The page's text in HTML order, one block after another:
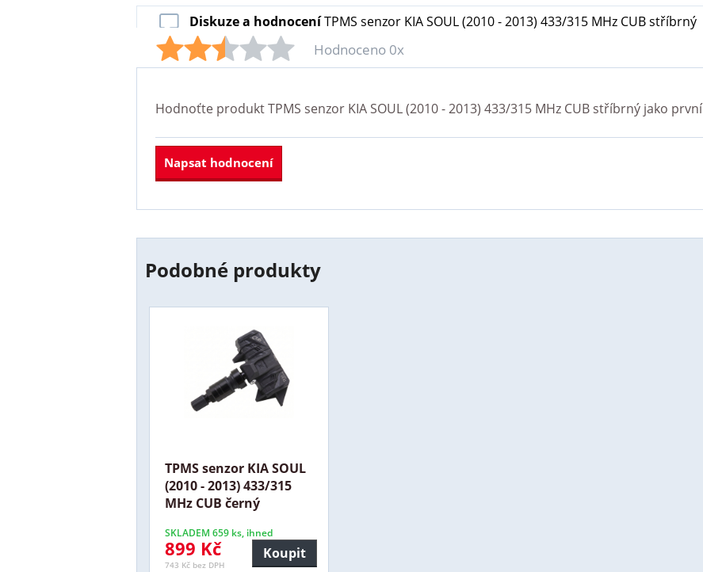
Diskuze a hodnoceníTPMS senzor KIA SOUL (2010 - 2013) 433/315 MHz CUB stříbrný
Hodnoceno 0x
Hodnoťte produktTPMS senzor KIA SOUL (2010 - 2013) 433/315 MHz CUB stříbrný jako první
Napsat hodnocení
Podobné produkty
TPMS senzor KIA SOUL
(2010 - 2013) 433/315
MHz CUB černý
SKLADEM 659 ks, ihned
899 Kč
743 Kč bez DPH
Koupit